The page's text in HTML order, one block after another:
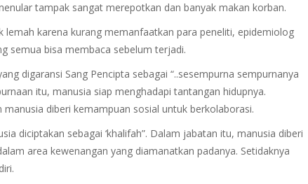
tampak sangat merepotkan dan banyak makan korban.
lemah karena kurang memanfaatkan para peneliti, epidemiolog
semua bisa membaca sebelum terjadi.
digaransi Sang Pencipta sebagai “..sesempurna sempurnanya
itu, manusia siap menghadapi tantangan hidupnya.
manusia diberi kemampuan sosial untuk berkolaborasi.
diciptakan sebagai ‘khalifah”. Dalam jabatan itu, manusia diberi
area kewenangan yang diamanatkan padanya. Setidaknya